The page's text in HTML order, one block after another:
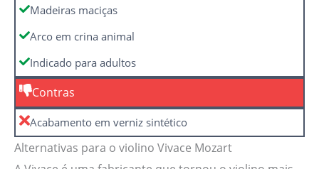
Madeiras maciças
Arco em crina animal
Indicado para adultos
Contras
Acabamento em verniz sintético
Alternativas para o violino Vivace Mozart